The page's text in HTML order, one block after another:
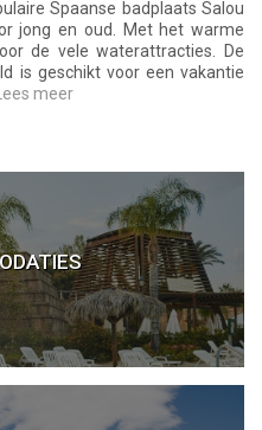
Spaanse badplaats Salou
jong en oud. Met het warme
de vele waterattracties. De
is geschikt voor een vakantie
Lees meer
Hotels
World
Salou